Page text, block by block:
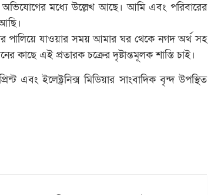
অভিযোগের মধ্যে উল্লেখ আছে। আমি এবং পরিবারের
পালিয়ে যাওয়ার সময় আমার ঘর থেকে নগদ অর্থ সহ
কাছে এই প্রতারক চক্রের দৃষ্টান্তমূলক শাস্তি চাই।
এবং ইলেক্ট্রনিক্স মিডিয়ার সাংবাদিক বৃন্দ উপস্থিত